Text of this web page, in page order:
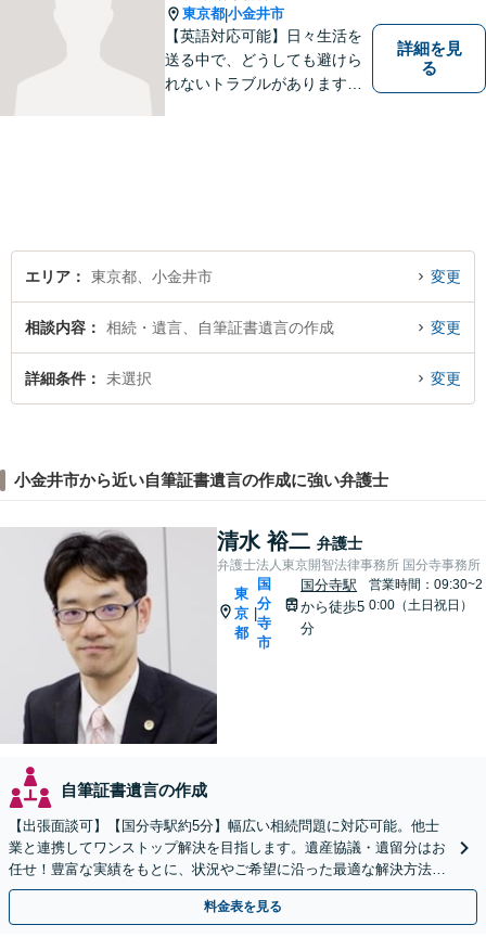
東京都|小金井市
【英語対応可能】日々生活を
送る中で、どうしても避けら
れないトラブルがあります。
詳細を見
る
エリア 東京都、小金井市 変更
相談内容 相続・遺言、自筆証書遺言の作成 変更
詳細条件 未選択 変更
小金井市から近い自筆証書遺言の作成に強い弁護士
清水 裕二 弁護士
弁護士法人東京開智法律事務所 国分寺事務所
東
京
都
|
国
分
寺
市
国分寺駅
から徒歩5
分
営業時間：09:30~2
0:00（土日祝日）
自筆証書遺言の作成
【出張面談可】【国分寺駅約5分】幅広い相続問題に対応可能。他士
業と連携してワンストップ解決を目指します。遺産協議・遺留分はお
任せ！豊富な実績をもとに、状況やご希望に沿った最適な解決方法を
ご提案します【夜間・休日相談可】
料金表を見る